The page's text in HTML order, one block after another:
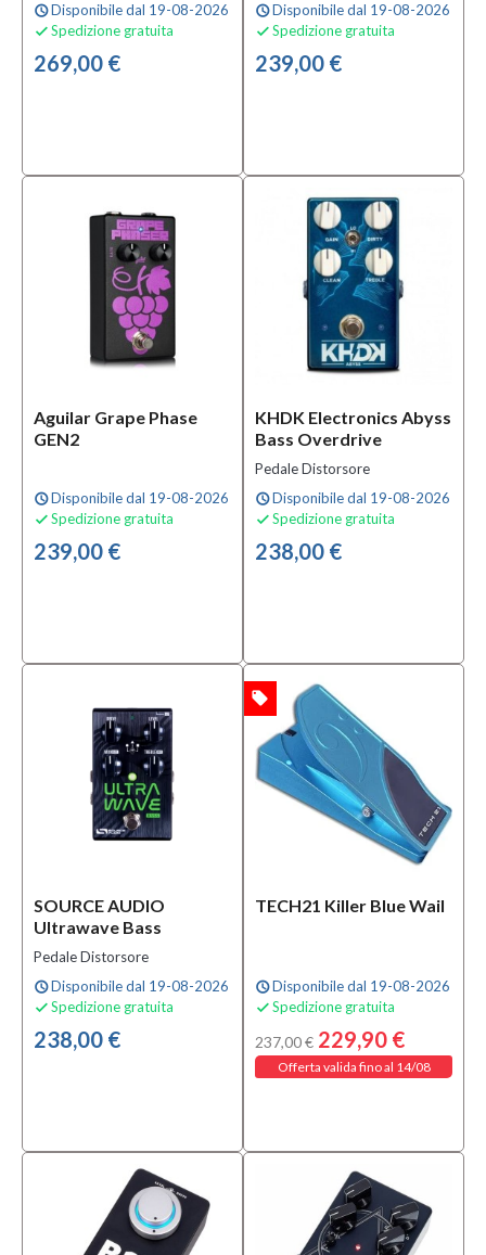
scheduleDisponibile dal 19-08-2026
 Spedizione gratuita
269,00 €
scheduleDisponibile dal 19-08-2026
 Spedizione gratuita
239,00 €
Aguilar Grape Phase
GEN2
scheduleDisponibile dal 19-08-2026
 Spedizione gratuita
239,00 €
KHDK Electronics Abyss
Bass Overdrive
Pedale Distorsore
scheduleDisponibile dal 19-08-2026
 Spedizione gratuita
238,00 €
SOURCE AUDIO
Ultrawave Bass
Pedale Distorsore
scheduleDisponibile dal 19-08-2026
 Spedizione gratuita
238,00 €
TECH21 Killer Blue Wail
scheduleDisponibile dal 19-08-2026
 Spedizione gratuita
237,00 € 229,90 €
Offerta valida fino al 14/08
local_offer